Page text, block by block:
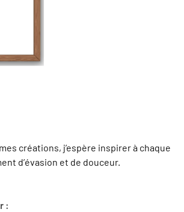
créations, j’espère inspirer à chaque
d’évasion et de douceur.
: